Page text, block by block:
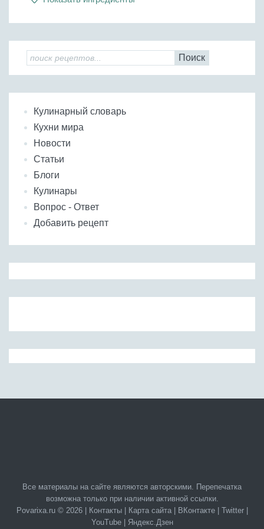
Яйца
Крупы
Поиск
Кулинарный словарь
Кухни мира
Новости
Статьи
Блоги
Кулинары
Вопрос - Ответ
Добавить рецепт
Все материалы на сайте являются авторскими. Перепечатка
возможна только при наличии активной ссылки.
Povarixa.ru © 2026 |
Контакты| Карта сайта| ВКонтакте| Twitter|
YouTube| Яндекс.Дзен